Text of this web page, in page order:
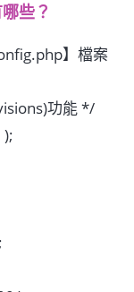
些？
】檔案
功能 */
);